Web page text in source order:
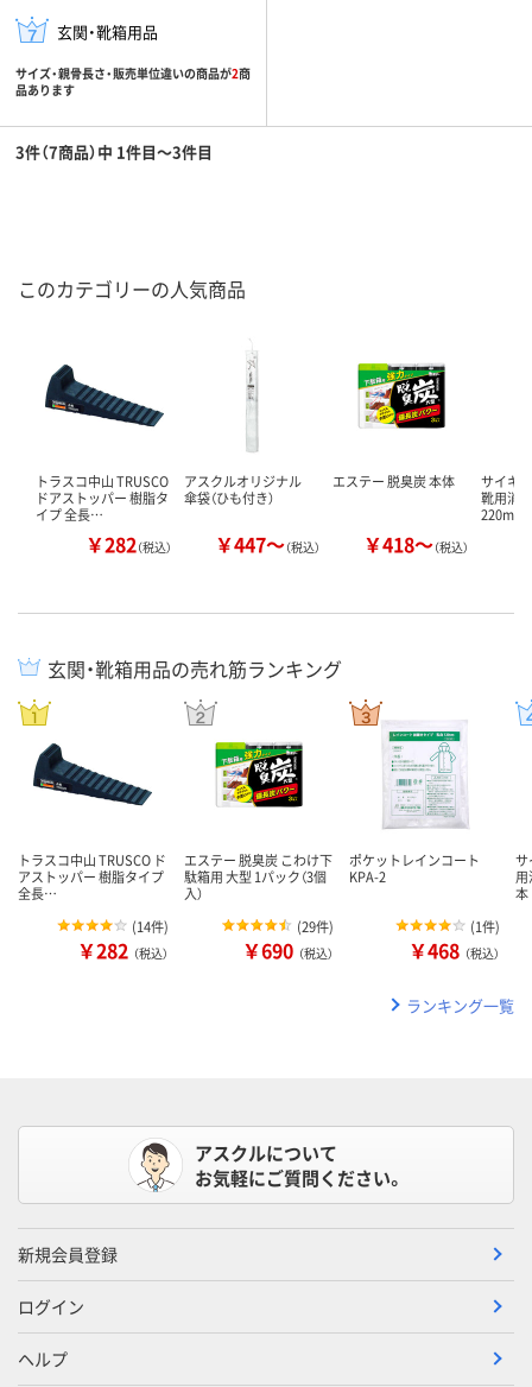
玄関・靴箱用品
サイズ・親骨長さ・販売単位違いの商品が2商
品あります
3件（7商品）中 1件目～3件目
このカテゴリーの人気商品
トラスコ中山 TRUSCO
ドアストッパー 樹脂タ
イプ 全長…
￥282（税込）
アスクルオリジナル
傘袋（ひも付き）
￥447～（税込）
エステー 脱臭炭 本体
￥418～（税込）
サイキ
靴用消
220mL
玄関・靴箱用品の売れ筋ランキング
トラスコ中山 TRUSCO ド
アストッパー 樹脂タイプ
全長…
(14件)
￥282 （税込）
エステー 脱臭炭 こわけ下
駄箱用 大型 1パック（3個
入）
(29件)
￥690 （税込）
ポケットレインコート
KPA-2
(1件)
￥468 （税込）
サ
本
ランキング一覧
アスクルについて
お気軽にご質問ください。
新規会員登録
ログイン
ヘルプ